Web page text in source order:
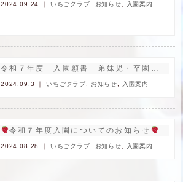
2024.09.24 ｜ いちごクラブ , お知らせ, 入園案内
令和７年度 入園願書 弟妹児・卒園児優先枠について
2024.09.3 ｜ いちごクラブ , お知らせ, 入園案内
令和７年度入園についてのお知らせ
2024.08.28 ｜ いちごクラブ お知らせ 入園案内